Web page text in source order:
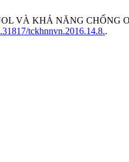
VÀ KHẢ NĂNG
tckhnnvn.2016.14.8..